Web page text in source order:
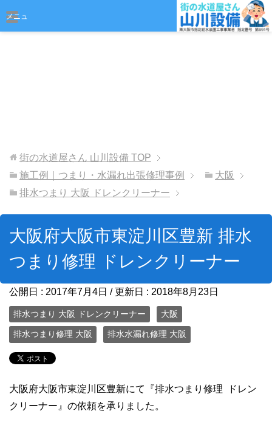
メニュ
街の水道屋さん 山川設備 TOP
施工例｜つまり・水漏れ出張修理事例
大阪
排水つまり 大阪 ドレンクリーナー
大阪府大阪市東淀川区豊新 排水
つまり修理 ドレンクリーナー
公開日 : 2017年7月4日 / 更新日 : 2018年8月23日
排水つまり 大阪 ドレンクリーナー 大阪
排水つまり修理 大阪 排水水漏れ修理 大阪
大阪府大阪市東淀川区豊新にて『排水つまり修理 ドレン
クリーナー』の依頼を承りました。